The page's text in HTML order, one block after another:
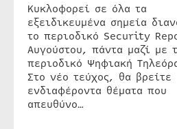
Κυκλοφορεί σε όλα τα
εξειδικευμένα σημεία
το περιοδικό Security
Αυγούστου, πάντα μαζί με
περιοδικό Ψηφιακή
Στο νέο τεύχος, θα βρείτε
ενδιαφέροντα θέματα που
απευθύνο…